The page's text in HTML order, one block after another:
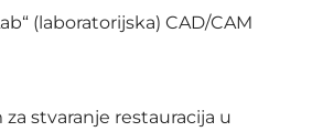
(laboratorijska) CAD/CAM
stvaranje restauracija u